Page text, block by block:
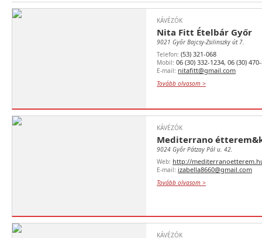
KÁVÉZÓK
Nita Fitt Ételbár Győr
9021 Győr Bajcsy-Zsilinszky út 7.
Telefon: (53) 321-068
Mobil: 06 (30) 332-1234, 06 (30)
E-mail: nitafitt@gmail.com
Tovább olvasom >
KÁVÉZÓK
Mediterrano
9024 Győr Pátzay Pál u. 42.
Web: http://
E-mail: izabella8660@gmail.com
Tovább olvasom >
KÁVÉZÓK